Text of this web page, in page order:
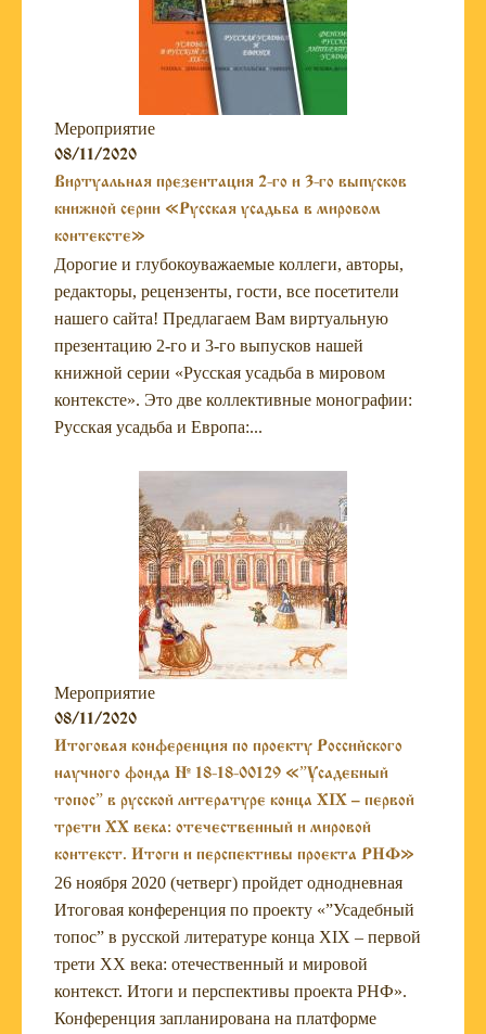
Мероприятие
08/11/2020
Виртуальная презентация 2-го и 3-го выпусков
книжной серии «Русская усадьба в мировом
контексте»
Дорогие и глубокоуважаемые коллеги, авторы,
редакторы, рецензенты, гости, все посетители
нашего сайта! Предлагаем Вам виртуальную
презентацию 2-го и 3-го выпусков нашей
книжной серии «Русская усадьба в мировом
контексте». Это две коллективные монографии:
Русская усадьба и Европа:...
Мероприятие
08/11/2020
Итоговая конференция по проекту Российского
научного фонда № 18-18-00129 «”Усадебный
топос” в русской литературе конца XIX – первой
трети XX века: отечественный и мировой
контекст. Итоги и перспективы проекта РНФ»
26 ноября 2020 (четверг) пройдет однодневная
Итоговая конференция по проекту «”Усадебный
топос” в русской литературе конца XIX – первой
трети XX века: отечественный и мировой
контекст. Итоги и перспективы проекта РНФ».
Конференция запланирована на платформе